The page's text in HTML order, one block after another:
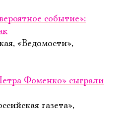
событие»:
«Ведомости»,
Фоменко» сыграли
газета»,